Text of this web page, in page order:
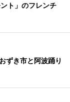
ト」のフレンチ
ずき市と阿波踊り